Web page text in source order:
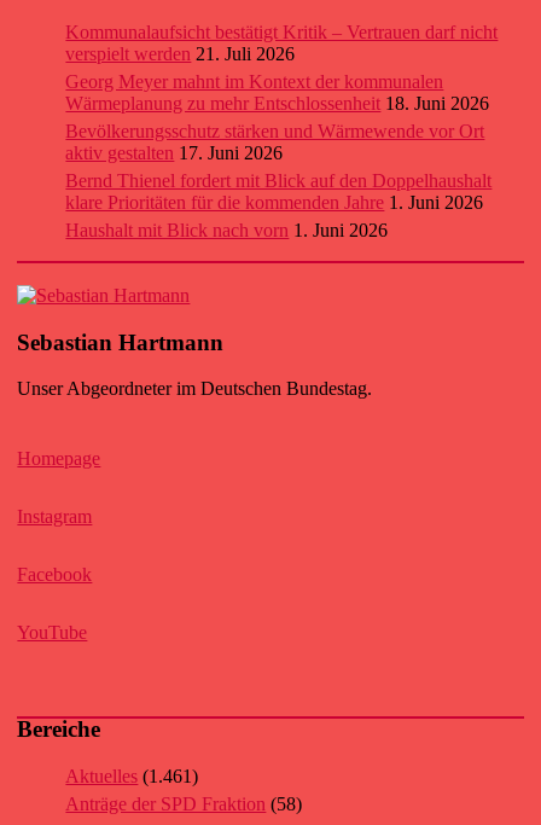
Kommunalaufsicht bestätigt Kritik – Vertrauen darf nicht
verspielt werden 21. Juli 2026
Georg Meyer mahnt im Kontext der kommunalen
Wärmeplanung zu mehr Entschlossenheit 18. Juni 2026
Bevölkerungsschutz stärken und Wärmewende vor Ort
aktiv gestalten 17. Juni 2026
Bernd Thienel fordert mit Blick auf den Doppelhaushalt
klare Prioritäten für die kommenden Jahre 1. Juni 2026
Haushalt mit Blick nach vorn 1. Juni 2026
Sebastian Hartmann
Unser Abgeordneter im Deutschen Bundestag.
Homepage
Instagram
Facebook
YouTube
Bereiche
Aktuelles (1.461)
Anträge der SPD Fraktion (58)